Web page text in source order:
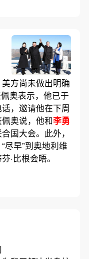
方尚未做出明确
奥表示，他已于
，邀请他在下周
奥说，他和李勇
国大会。此外，
尽早”到奥地利维
·比根会晤。